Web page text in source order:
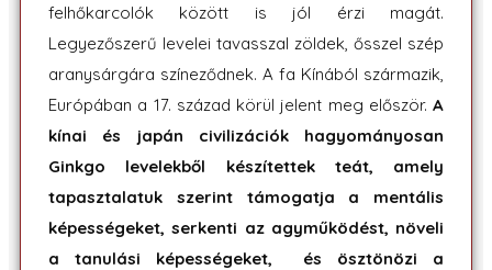
felhőkarcolók között is jól érzi magát.
Legyezőszerű levelei tavasszal zöldek, ősszel szép
aranysárgára színeződnek. A fa Kínából származik,
Európában a 17. század körül jelent meg először. A
kínai és japán civilizációk hagyományosan
Ginkgo levelekből készítettek teát, amely
tapasztalatuk szerint támogatja a mentális
képességeket, serkenti az agyműködést, növeli
a tanulási képességeket, és ösztönözi a